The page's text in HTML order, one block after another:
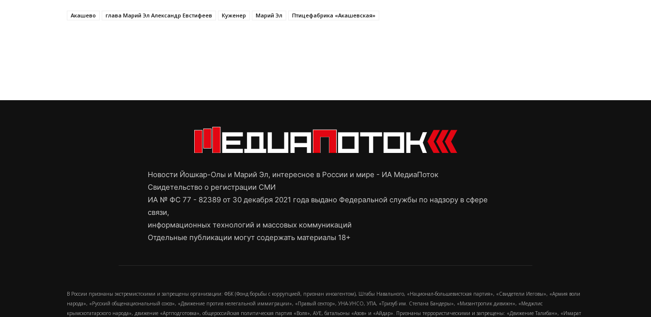
Акашево глава Марий Эл Александр Евстифеев Куженер Марий Эл Птицефабрика «Акашевская»
Новости Йошкар-Олы и Марий Эл, интересное в России и мире - ИА МедиаПоток
Свидетельство о регистрации СМИ
ИА № ФС 77 - 82389 от 30 декабря 2021 года выдано Федеральной службы по надзору в сфере
связи,
информационных технологий и массовых коммуникаций
Отдельные публикации могут содержать материалы 18+
В России признаны экстремистскими и запрещены организации: ФБК (Фонд борьбы с коррупцией, признан иноагентом), Штабы Навального, «Национал-большевистская партия», «Свидетели Иеговы», «Армия воли
народа», «Русский общенациональный союз», «Движение против нелегальной иммиграции», «Правый сектор», УНА-УНСО, УПА, «Тризуб им. Степана Бандеры», «Мизантропик дивижн», «Меджлис
крымскотатарского народа», движение «Артподготовка», общероссийская политическая партия «Воля», АУЕ, батальоны «Азов» и «Айдар». Признаны террористическими и запрещены: «Движение Талибан», «Имарат